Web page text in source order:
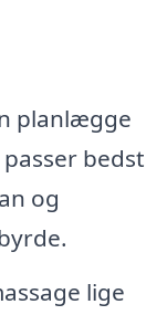
planlægge
bedst
og
lige